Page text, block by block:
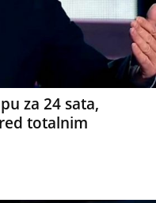
za 24 sata,
totalnim